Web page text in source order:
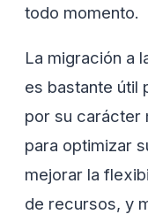
todo momento.
La migración a
es bastante útil
por su carácter
para optimizar
mejorar la
de recursos, y